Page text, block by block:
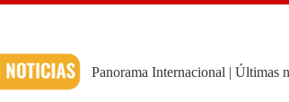
Panorama Internacional | Últimas